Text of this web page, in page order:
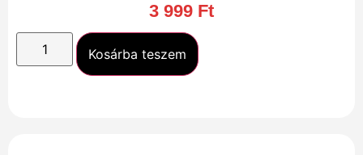
3 999 Ft
Kosárba teszem